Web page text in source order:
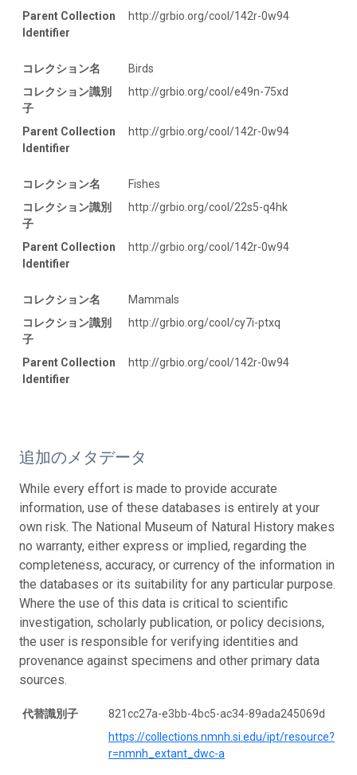
Parent Collection
Identifier
http://grbio.org/cool/142r-0w94
コレクション名
Birds
コレクション識別
子
http://grbio.org/cool/e49n-75xd
Parent Collection
Identifier
http://grbio.org/cool/142r-0w94
コレクション名
Fishes
コレクション識別
子
http://grbio.org/cool/22s5-q4hk
Parent Collection
Identifier
http://grbio.org/cool/142r-0w94
コレクション名
Mammals
コレクション識別
子
http://grbio.org/cool/cy7i-ptxq
Parent Collection
Identifier
http://grbio.org/cool/142r-0w94
追加のメタデータ
While every effort is made to provide accurate
information, use of these databases is entirely at your
own risk. The National Museum of Natural History makes
no warranty, either express or implied, regarding the
completeness, accuracy, or currency of the information in
the databases or its suitability for any particular purpose.
Where the use of this data is critical to scientific
investigation, scholarly publication, or policy decisions,
the user is responsible for verifying identities and
provenance against specimens and other primary data
sources.
代替識別子
821cc27a-e3bb-4bc5-ac34-89ada245069d
https://collections.nmnh.si.edu/ipt/resource?
r=nmnh_extant_dwc-a